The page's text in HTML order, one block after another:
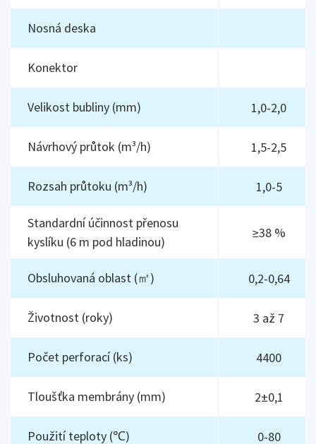
Nosná deska
Konektor
Velikost bubliny (mm) 1,0-2,0
Návrhový průtok (m³/h) 1,5-2,5
Rozsah průtoku (m³/h) 1,0-5
Standardní účinnost přenosu
kyslíku (6 m pod hladinou)
≥38 %
Obsluhovaná oblast (㎡) 0,2-0,64
Životnost (roky) 3 až 7
Počet perforací (ks) 4400
Tloušťka membrány (mm) 2±0,1
Použití teploty (℃) 0-80